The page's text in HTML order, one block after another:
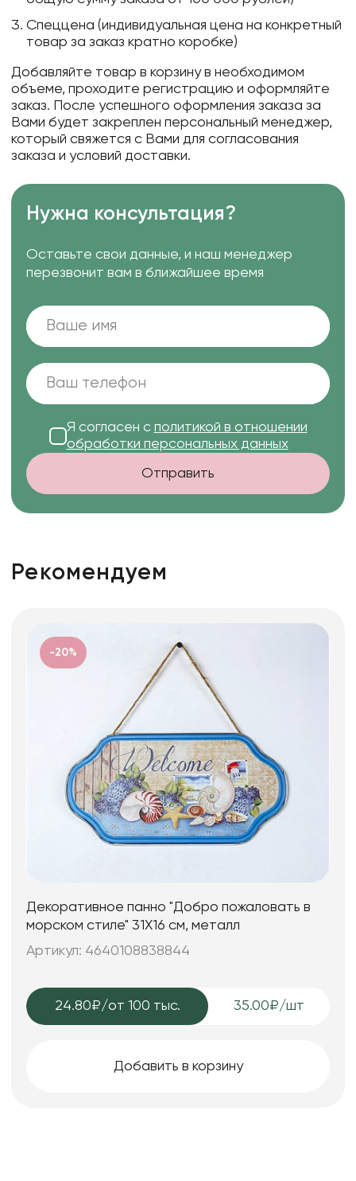
Спеццена (индивидуальная цена на конкретный
товар за заказ кратно коробке)
Добавляйте товар в корзину в необходимом
объеме, проходите регистрацию и оформляйте
заказ. После успешного оформления заказа за
Вами будет закреплен персональный менеджер,
который свяжется с Вами для согласования
заказа и условий доставки.
Нужна консультация?
Оставьте свои данные, и наш менеджер
перезвонит вам в ближайшее время
Я согласен с политикой в отношении
обработки персональных данных
Отправить
Рекомендуем
-20%
Декоративное панно "Добро пожаловать в
морском стиле" 31X16 см, металл
Артикул: 4640108838844
24.80₽/от 100 тыс. 35.00₽/шт
Добавить в корзину